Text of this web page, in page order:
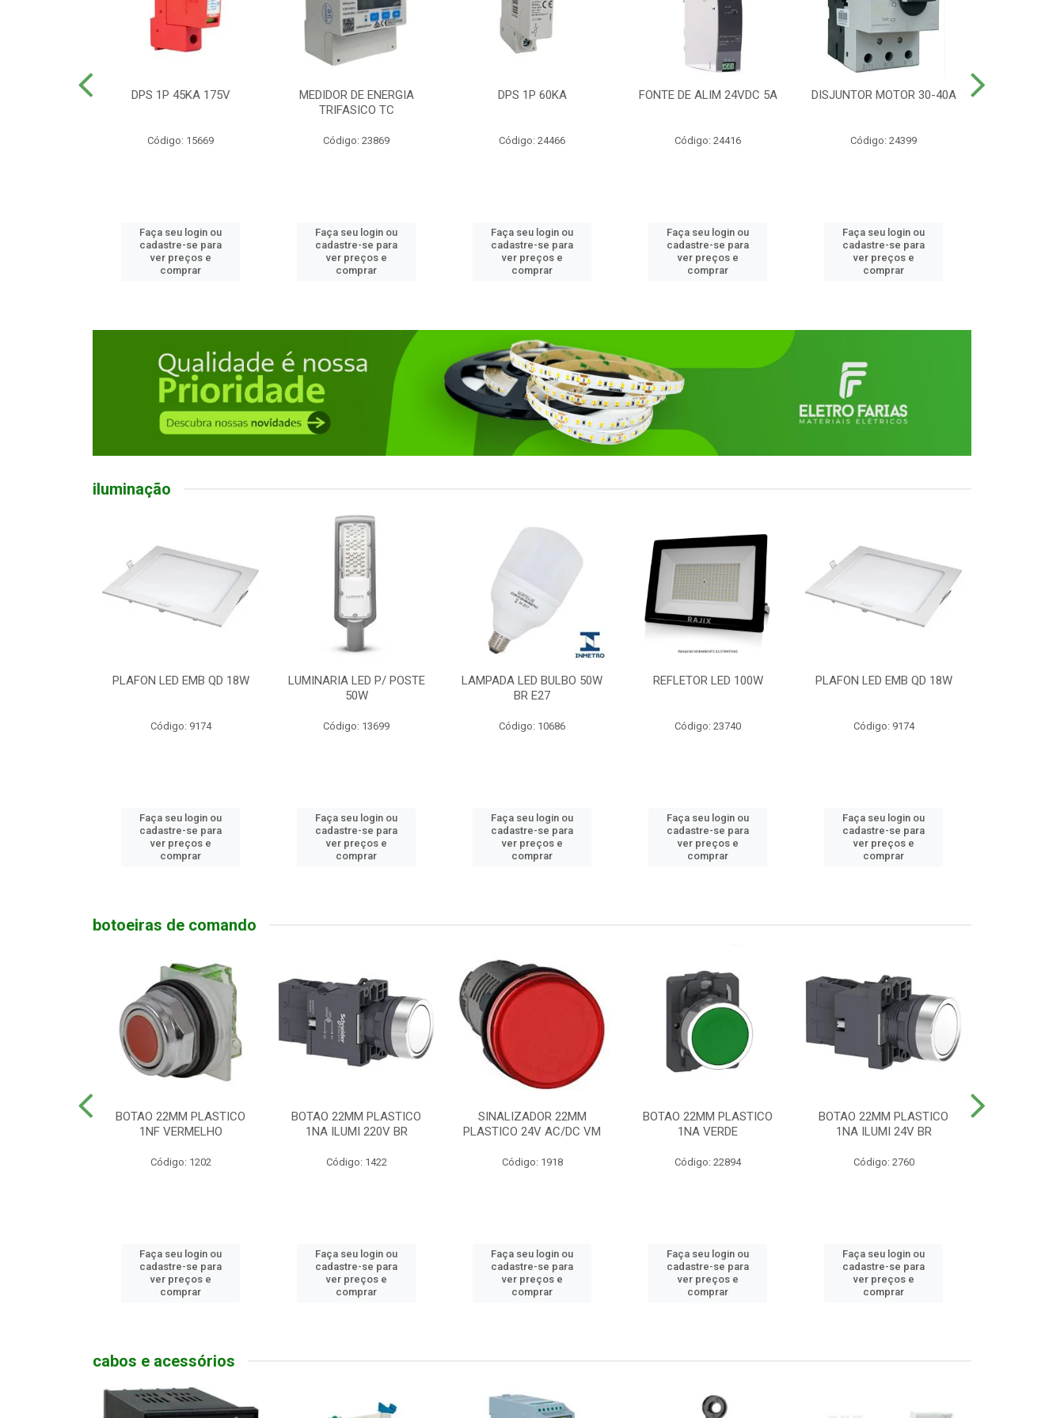
DPS 1P 45KA 175V
Código: 15669
Faça seu login ou
cadastre-se para
ver preços e
comprar
MEDIDOR DE ENERGIA
TRIFASICO TC
Código: 23869
Faça seu login ou
cadastre-se para
ver preços e
comprar
DPS 1P 60KA
Código: 24466
Faça seu login ou
cadastre-se para
ver preços e
comprar
FONTE DE ALIM 24VDC 5A
Código: 24416
Faça seu login ou
cadastre-se para
ver preços e
comprar
DISJUNTOR MOTOR 30-40A
Código: 24399
Faça seu login ou
cadastre-se para
ver preços e
comprar
iluminação
PLAFON LED EMB QD 18W
Código: 9174
Faça seu login ou
cadastre-se para
ver preços e
comprar
LUMINARIA LED P/ POSTE
50W
Código: 13699
Faça seu login ou
cadastre-se para
ver preços e
comprar
LAMPADA LED BULBO 50W
BR E27
Código: 10686
Faça seu login ou
cadastre-se para
ver preços e
comprar
REFLETOR LED 100W
Código: 23740
Faça seu login ou
cadastre-se para
ver preços e
comprar
PLAFON LED EMB QD 18W
Código: 9174
Faça seu login ou
cadastre-se para
ver preços e
comprar
botoeiras de comando
BOTAO 22MM PLASTICO
1NF VERMELHO
Código: 1202
Faça seu login ou
cadastre-se para
ver preços e
comprar
BOTAO 22MM PLASTICO
1NA ILUMI 220V BR
Código: 1422
Faça seu login ou
cadastre-se para
ver preços e
comprar
SINALIZADOR 22MM
PLASTICO 24V AC/DC VM
Código: 1918
Faça seu login ou
cadastre-se para
ver preços e
comprar
BOTAO 22MM PLASTICO
1NA VERDE
Código: 22894
Faça seu login ou
cadastre-se para
ver preços e
comprar
BOTAO 22MM PLASTICO
1NA ILUMI 24V BR
Código: 2760
Faça seu login ou
cadastre-se para
ver preços e
comprar
cabos e acessórios